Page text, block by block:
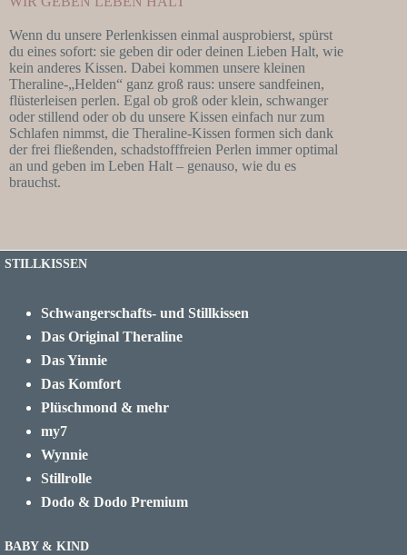
Wenn du unsere Perlenkissen einmal ausprobierst, spürst
du eines sofort: sie geben dir oder deinen Lieben Halt, wie
kein anderes Kissen. Dabei kommen unsere kleinen
Theraline-„Helden“ ganz groß raus: unsere sandfeinen,
flüsterleisen perlen. Egal ob groß oder klein, schwanger
oder stillend oder ob du unsere Kissen einfach nur zum
Schlafen nimmst, die Theraline-Kissen formen sich dank
der frei fließenden, schadstofffreien Perlen immer optimal
an und geben im Leben Halt – genauso, wie du es
brauchst.
STILLKISSEN
Schwangerschafts- und Stillkissen
Das Original Theraline
Das Yinnie
Das Komfort
Plüschmond & mehr
my7
Wynnie
Stillrolle
Dodo & Dodo Premium
BABY & KIND